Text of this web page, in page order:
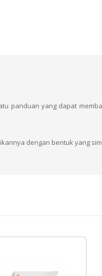
panduan yang dapat
dengan bentuk yang